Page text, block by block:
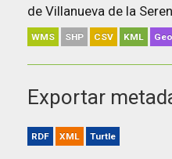
de Villanueva de la
WMS SHP CSV KML
Exportar
RDF XML Turtle